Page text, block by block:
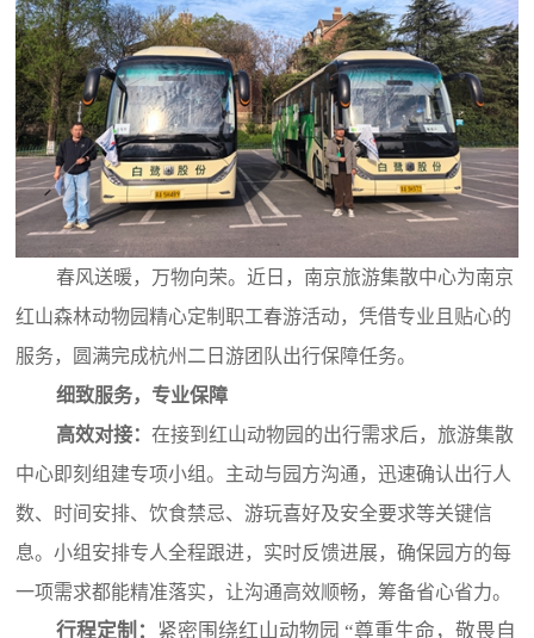
春风送暖，万物向荣。近日，南京旅游集散中心为南京
红山森林动物园精心定制职工春游活动，凭借专业且贴心的
服务，圆满完成杭州二日游团队出行保障任务。
细致服务，专业保障
高效对接：在接到红山动物园的出行需求后，旅游集散
中心即刻组建专项小组。主动与园方沟通，迅速确认出行人
数、时间安排、饮食禁忌、游玩喜好及安全要求等关键信
息。小组安排专人全程跟进，实时反馈进展，确保园方的每
一项需求都能精准落实，让沟通高效顺畅，筹备省心省力。
行程定制： 紧密围绕红山动物园 “尊重生命，敬畏自